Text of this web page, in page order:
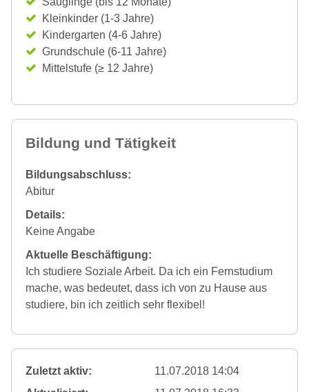
Kleinkinder (1-3 Jahre)
Kindergarten (4-6 Jahre)
Grundschule (6-11 Jahre)
Mittelstufe (≥ 12 Jahre)
Bildung und Tätigkeit
Bildungsabschluss:
Abitur
Details:
Keine Angabe
Aktuelle Beschäftigung:
Ich studiere Soziale Arbeit. Da ich ein Fernstudium
mache, was bedeutet, dass ich von zu Hause aus
studiere, bin ich zeitlich sehr flexibel!
Zuletzt aktiv:
11.07.2018 14:04